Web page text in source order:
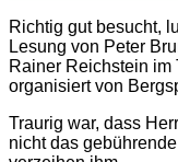
Richtig gut besucht,
Lesung von Peter
Rainer Reichstein im
organisiert von
Traurig war, dass
nicht das